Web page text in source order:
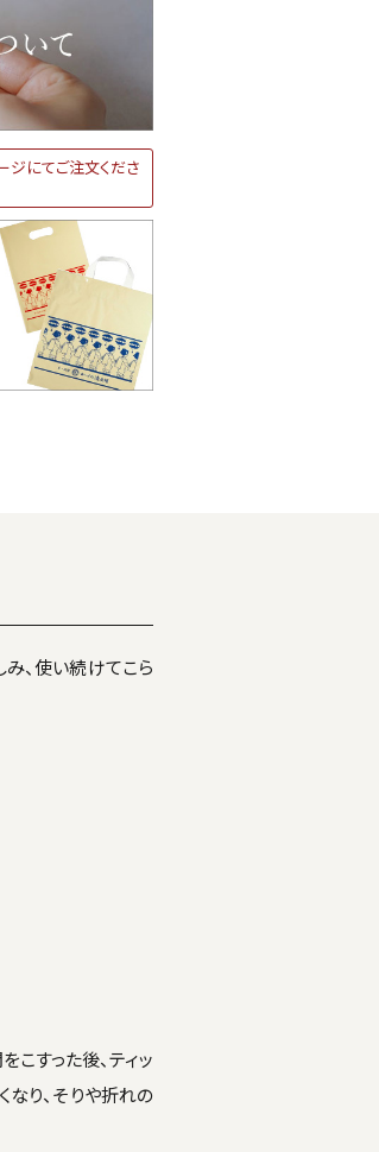
ジにてご注文くださ
、使い続けてこら
すった後、ティッ
なり、そりや折れの